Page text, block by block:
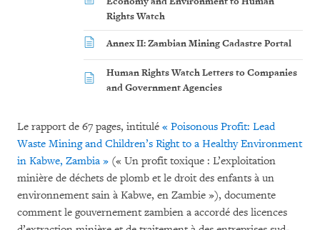
Rights Watch
Annex II: Zambian Mining Cadastre Portal
Human Rights Watch Letters to Companies
and Government Agencies
Le rapport de 67 pages, intitulé « Poisonous Profit: Lead
Waste Mining and Children’s Right to a Healthy Environment
in Kabwe, Zambia » (« Un profit toxique : L’exploitation
minière de déchets de plomb et le droit des enfants à un
environnement sain à Kabwe, en Zambie »), documente
comment le gouvernement zambien a accordé des licences